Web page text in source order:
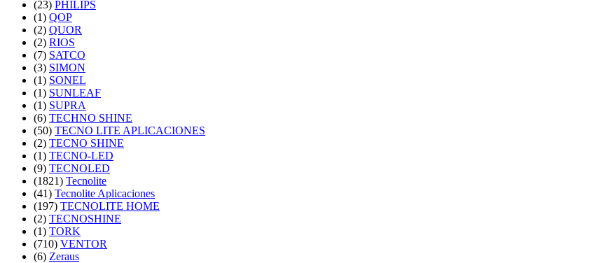
(23) PHILIPS
(1) QOP
(2) QUOR
(2) RIOS
(7) SATCO
(3) SIMON
(1) SONEL
(1) SUNLEAF
(1) SUPRA
(6) TECHNO SHINE
(50) TECNO LITE APLICACIONES
(2) TECNO SHINE
(1) TECNO-LED
(9) TECNOLED
(1821) Tecnolite
(41) Tecnolite Aplicaciones
(197) TECNOLITE HOME
(2) TECNOSHINE
(1) TORK
(710) VENTOR
(6) Zeraus